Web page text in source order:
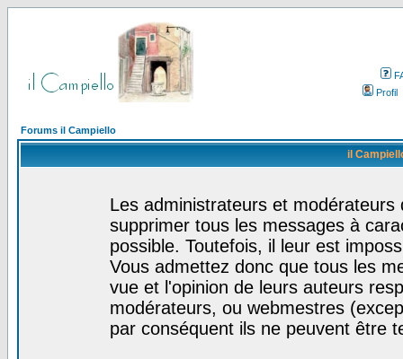
Profil
Forums il Campiello
il
Les administrateurs et
supprimer tous les messages à
possible. Toutefois, il leur est
Vous admettez donc que tous les
vue et l'opinion de leurs auteurs
modérateurs, ou webmestres
par conséquent ils ne peuvent être